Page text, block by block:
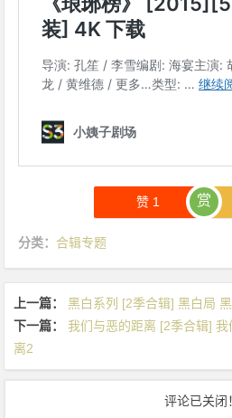
赞1 赏
分类： 合辑专题
上一篇：
黑白系列 [2季合辑] 黑白局
下一篇：
我们与恶的距离 [2季合辑]
离2
评论已关闭！